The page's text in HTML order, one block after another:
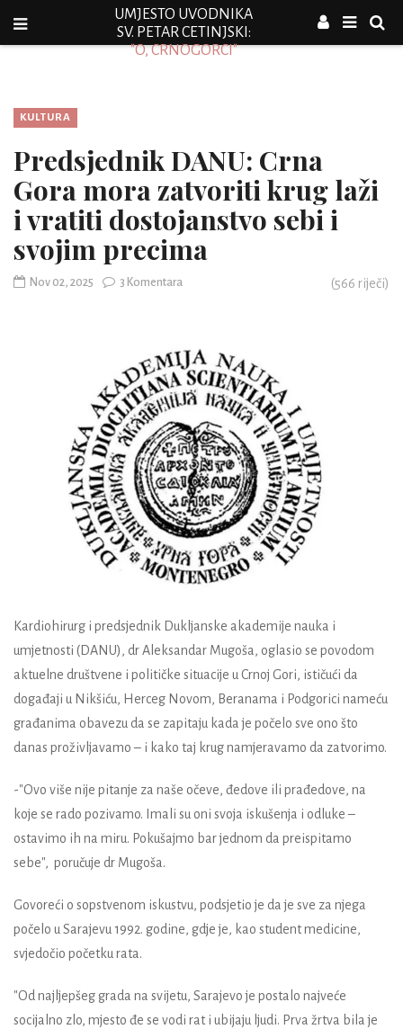
UMJESTO UVODNIKA
SV. PETAR CETINJSKI:
"O, CRNOGORCI"
KULTURA
Predsjednik DANU: Crna
Gora mora zatvoriti krug laži
i vratiti dostojanstvo sebi i
svojim precima
Nov 02, 2025 3 Komentara (566 riječi)
Kardiohirurg i predsjednik Dukljanske akademije nauka i
umjetnosti (DANU), dr Aleksandar Mugoša, oglasio se povodom
aktuelne društvene i političke situacije u Crnoj Gori, ističući da
događaji u Nikšiću, Herceg Novom, Beranama i Podgorici nameću
građanima obavezu da se zapitaju kada je počelo sve ono što
danas proživljavamo – i kako taj krug namjeravamo da zatvorimo.
-"Ovo više nije pitanje za naše očeve, đedove ili prađedove, na
koje se rado pozivamo. Imali su oni svoja iskušenja i odluke –
ostavimo ih na miru. Pokušajmo bar jednom da preispitamo
sebe", poručuje dr Mugoša.
Govoreći o sopstvenom iskustvu, podsjetio je da je sve za njega
počelo u Sarajevu 1992. godine, gdje je, kao student medicine,
svjedočio početku rata.
"Od najljepšeg grada na svijetu, Sarajevo je postalo najveće
socijalno zlo, mjesto đe se vodi rat i ubijaju ljudi. Prva žrtva bila je